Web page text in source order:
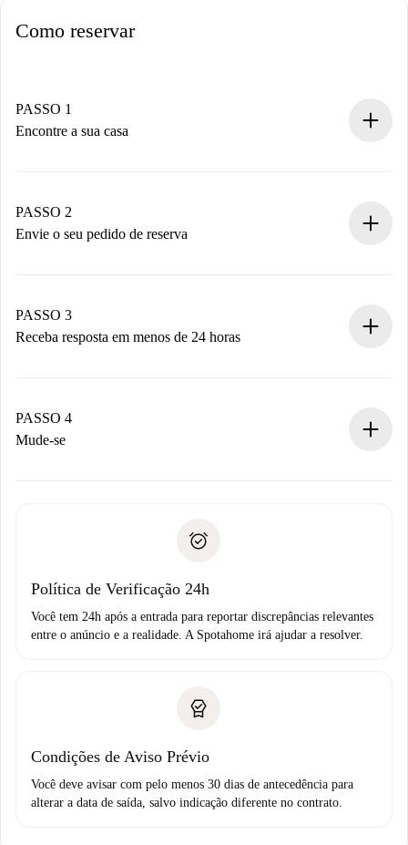
Como reservar
PASSO 1
Encontre a sua casa
Você tem todas as informações necessárias
antecipadamente.
PASSO 2
Envie o seu pedido de reserva
Não cobramos nada até que o proprietário confirme.
PASSO 3
Receba resposta em menos de 24 horas
proprietário.
Se recusada: não cobraremos nada e ofereceremos
Débito direto bancário
PASSO 4
Mude-se
não comunicar nenhum problema.
Política de Verificação 24h
Você tem 24h após a entrada para reportar discrepâncias relevantes
entre o anúncio e a realidade. A Spotahome irá ajudar a resolver.
Condições de Aviso Prévio
Você deve avisar com pelo menos 30 dias de antecedência para
alterar a data de saída, salvo indicação diferente no contrato.